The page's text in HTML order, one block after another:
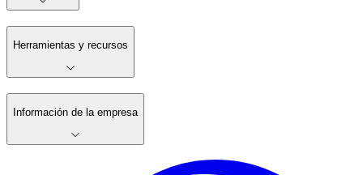
Herramientas y recursos
Información de la empresa